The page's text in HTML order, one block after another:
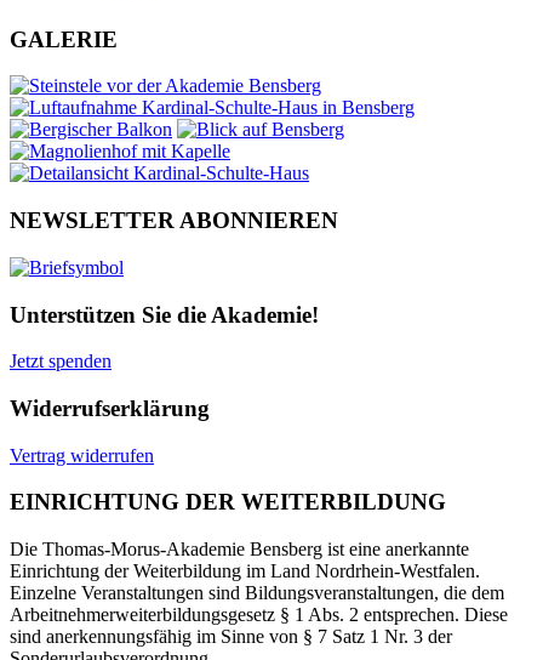
GALERIE
NEWSLETTER ABONNIEREN
Unterstützen Sie die Akademie!
Jetzt spenden
Widerrufserklärung
Vertrag widerrufen
EINRICHTUNG DER WEITERBILDUNG
Die Thomas-Morus-Akademie Bensberg ist eine anerkannte
Einrichtung der Weiterbildung im Land Nordrhein-Westfalen.
Einzelne Veranstaltungen sind Bildungsveranstaltungen, die dem
Arbeitnehmerweiterbildungsgesetz § 1 Abs. 2 entsprechen. Diese
sind anerkennungsfähig im Sinne von § 7 Satz 1 Nr. 3 der